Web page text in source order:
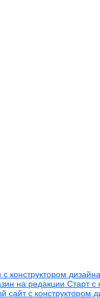
конструктором дизайна
на редакции Старт с
сайт с конструктором